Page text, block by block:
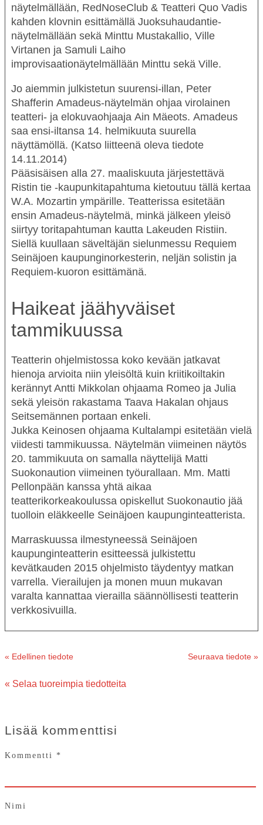
näytelmällään, RedNoseClub & Teatteri Quo Vadis
kahden klovnin esittämällä Juoksuhaudantie-
näytelmällään sekä Minttu Mustakallio, Ville
Virtanen ja Samuli Laiho
improvisaationäytelmällään Minttu sekä Ville.
Jo aiemmin julkistetun suurensi-illan, Peter
Shafferin Amadeus-näytelmän ohjaa virolainen
teatteri- ja elokuvaohjaaja Ain Mäeots. Amadeus
saa ensi-iltansa 14. helmikuuta suurella
näyttämöllä. (Katso liitteenä oleva tiedote
14.11.2014)
Pääsisäisen alla 27. maaliskuuta järjestettävä
Ristin tie -kaupunkitapahtuma kietoutuu tällä kertaa
W.A. Mozartin ympärille. Teatterissa esitetään
ensin Amadeus-näytelmä, minkä jälkeen yleisö
siirtyy toritapahtuman kautta Lakeuden Ristiin.
Siellä kuullaan säveltäjän sielunmessu Requiem
Seinäjoen kaupunginorkesterin, neljän solistin ja
Requiem-kuoron esittämänä.
Haikeat jäähyväiset
tammikuussa
Teatterin ohjelmistossa koko kevään jatkavat
hienoja arvioita niin yleisöltä kuin kriitikoiltakin
kerännyt Antti Mikkolan ohjaama Romeo ja Julia
sekä yleisön rakastama Taava Hakalan ohjaus
Seitsemännen portaan enkeli.
Jukka Keinosen ohjaama Kultalampi esitetään vielä
viidesti tammikuussa. Näytelmän viimeinen näytös
20. tammikuuta on samalla näyttelijä Matti
Suokonaution viimeinen työurallaan. Mm. Matti
Pellonpään kanssa yhtä aikaa
teatterikorkeakoulussa opiskellut Suokonautio jää
tuolloin eläkkeelle Seinäjoen kaupunginteatterista.
Marraskuussa ilmestyneessä Seinäjoen
kaupunginteatterin esitteessä julkistettu
kevätkauden 2015 ohjelmisto täydentyy matkan
varrella. Vierailujen ja monen muun mukavan
varalta kannattaa vierailla säännöllisesti teatterin
verkkosivuilla.
« Edellinen tiedote Seuraava tiedote »
« Selaa tuoreimpia tiedotteita
Lisää kommenttisi
Kommentti *
Nimi